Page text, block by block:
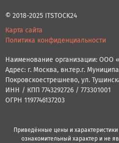
© 2018-2025 ITSTOCK24
Карта сайта
Политика конфиденциальности
Наименование организации: ООО
Адрес: г. Москва, вн.тер.г.
Покровскоестрешнево, ул.
ИНН / КПП 7743292726 / 773301001
ОГРН 1197746137203
Приведённые цены и
ознакомительный характер и не